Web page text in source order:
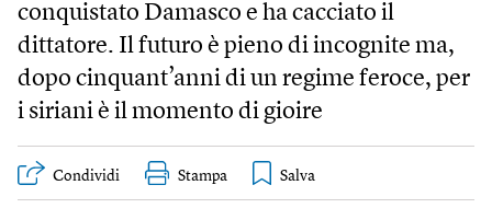
conquistato Damasco e ha cacciato il
dittatore. Il futuro è pieno di incognite ma,
dopo cinquant’anni di un regime feroce, per
i siriani è il momento di gioire
Condividi Stampa